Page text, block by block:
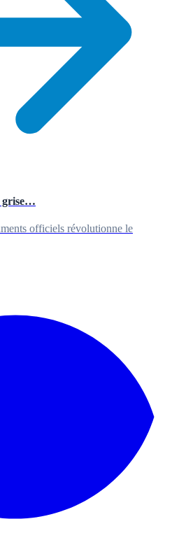
grise…
officiels révolutionne le